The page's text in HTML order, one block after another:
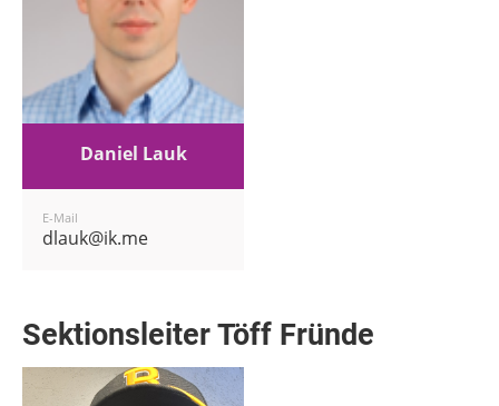
Daniel Lauk
E-Mail
dlauk@ik.me
Sektionsleiter Töff Fründe